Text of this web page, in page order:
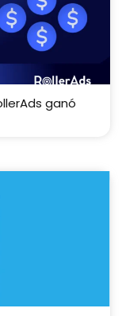
ganó